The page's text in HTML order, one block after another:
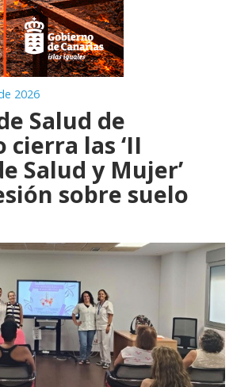
2026
Salud de
las ‘II
Salud y Mujer’
sobre suelo